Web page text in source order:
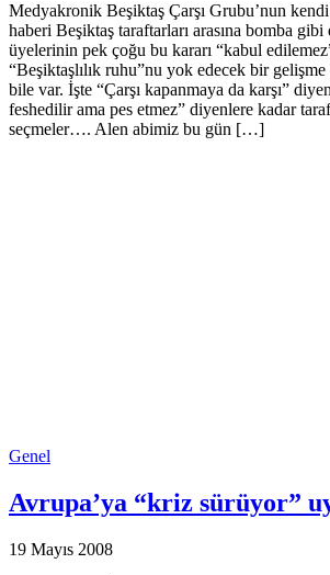
Medyakronik Beşiktaş Çarşı Grubu’nun
haberi Beşiktaş taraftarları arasına bomba gibi
üyelerinin pek çoğu bu kararı “kabul
“Beşiktaşlılık ruhu”nu yok edecek bir
bile var. İşte “Çarşı kapanmaya da karşı”
feshedilir ama pes etmez” diyenlere kadar
seçmeler…. Alen abimiz bu gün […]
Genel
Avrupa’ya “kriz sürüyor”
19 Mayıs 2008